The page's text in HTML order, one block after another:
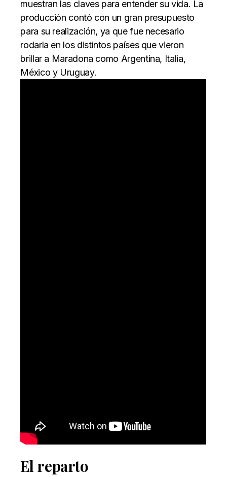
muestran las claves para entender su vida. La
producción contó con un gran presupuesto
para su realización, ya que fue necesario
rodarla en los distintos países que vieron
brillar a Maradona como Argentina, Italia,
México y Uruguay.
El reparto